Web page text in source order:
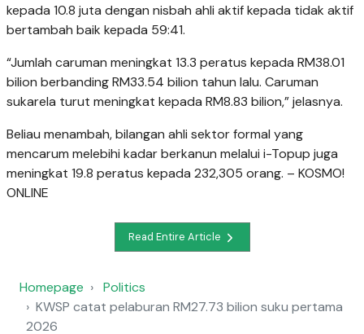
kepada 10.8 juta dengan nisbah ahli aktif kepada tidak aktif
bertambah baik kepada 59:41.
“Jumlah caruman meningkat 13.3 peratus kepada RM38.01
bilion berbanding RM33.54 bilion tahun lalu. Caruman
sukarela turut meningkat kepada RM8.83 bilion,” jelasnya.
Beliau menambah, bilangan ahli sektor formal yang
mencarum melebihi kadar berkanun melalui i-Topup juga
meningkat 19.8 peratus kepada 232,305 orang. – KOSMO!
ONLINE
Read Entire Article
Homepage
Politics
KWSP catat pelaburan RM27.73 bilion suku pertama
2026